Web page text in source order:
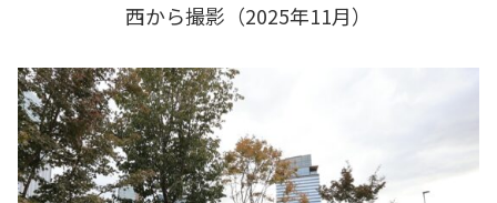
西から撮影（2025年11月）